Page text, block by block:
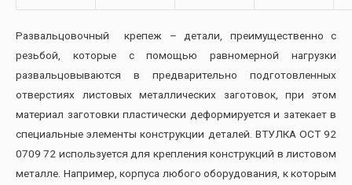
Развальцовочный крепеж – детали, преимущественно с
резьбой, которые с помощью равномерной нагрузки
развальцовываются в предварительно подготовленных
отверстиях листовых металлических заготовок, при этом
материал заготовки пластически деформируется и затекает в
специальные элементы конструкции деталей. ВТУЛКА ОСТ 92
0709 72 используется для крепления конструкций в листовом
металле. Например, корпуса любого оборудования, к которым